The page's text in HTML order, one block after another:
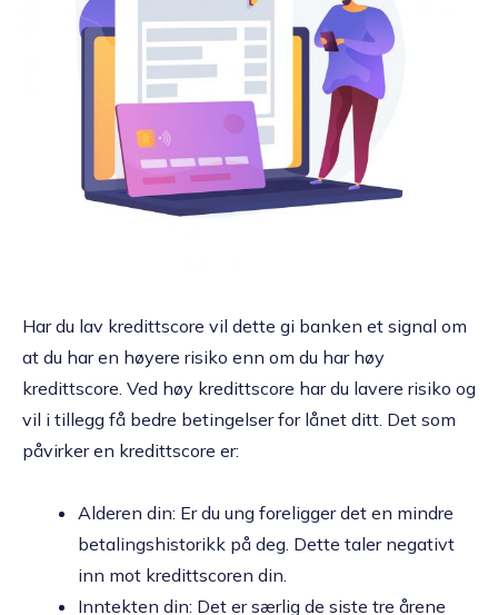
Har du lav kredittscore vil dette gi banken et signal om
at du har en høyere risiko enn om du har høy
kredittscore. Ved høy kredittscore har du lavere risiko og
vil i tillegg få bedre betingelser for lånet ditt. Det som
påvirker en kredittscore er:
Alderen din: Er du ung foreligger det en mindre
betalingshistorikk på deg. Dette taler negativt
inn mot kredittscoren din.
Inntekten din: Det er særlig de siste tre årene